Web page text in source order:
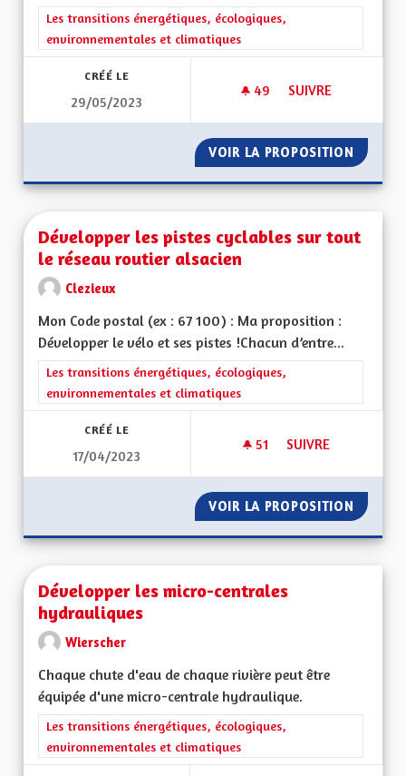
Filtrer les résultats de la catégorie : Les transitions
Les transitions énergétiques, écologiques,
environnementales et climatiques
CRÉÉ LE
29/05/2023
49 49 ABONNÉS
SUIVRE
VOIR LA PROPOSITION
Développer les pistes cyclables sur tout
le réseau routier alsacien
Clezieux
Mon Code postal (ex : 67 100) : Ma proposition :
Développer le vélo et ses pistes !Chacun d’entre...
Filtrer les résultats de la catégorie : Les transitions
Les transitions énergétiques, écologiques,
environnementales et climatiques
CRÉÉ LE
17/04/2023
51 51 ABONNÉS
SUIVRE
VOIR LA PROPOSITION
Développer les micro-centrales
hydrauliques
Wierscher
Chaque chute d'eau de chaque rivière peut être
équipée d'une micro-centrale hydraulique.
Filtrer les résultats de la catégorie : Les transitions
Les transitions énergétiques, écologiques,
environnementales et climatiques